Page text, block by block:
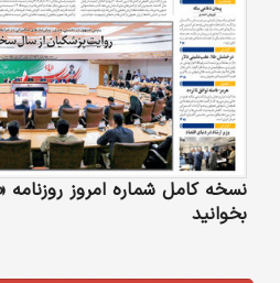
نسخه کامل شماره امروز روزنامه
بخوانید